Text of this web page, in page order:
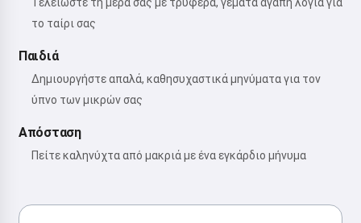
Τελειώστε τη μέρα σας με τρυφερά, γεμάτα αγάπη λόγια για
το ταίρι σας
Παιδιά
Δημιουργήστε απαλά, καθησυχαστικά μηνύματα για τον
ύπνο των μικρών σας
Απόσταση
Πείτε καληνύχτα από μακριά με ένα εγκάρδιο μήνυμα